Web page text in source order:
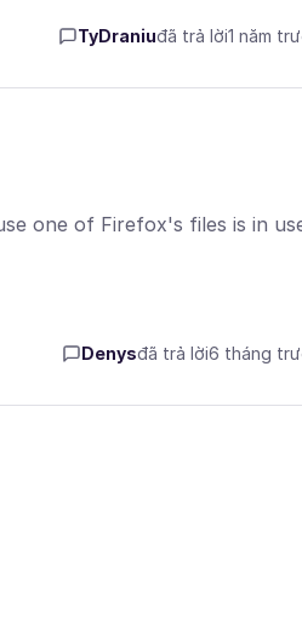
TyDraniuđã trả lời1 năm
one of Firefox's files is in
Denysđã trả lời6 tháng